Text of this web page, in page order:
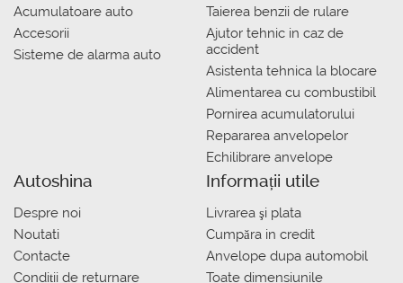
Acumulatoare auto
Accesorii
Sisteme de alarma auto
Taierea benzii de rulare
Ajutor tehnic in caz de
accident
Asistenta tehnica la blocare
Alimentarea cu combustibil
Pornirea acumulatorului
Repararea anvelopelor
Echilibrare anvelope
Autoshina
Despre noi
Noutati
Contacte
Condiții de returnare
Informații utile
Livrarea şi plata
Сumpăra in credit
Anvelope dupa automobil
Toate dimensiunile